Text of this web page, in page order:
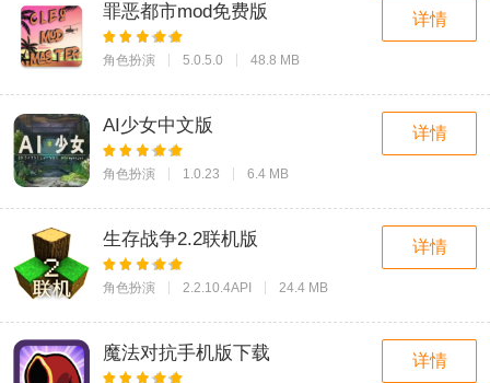
罪恶都市mod免费版
角色扮演 5.0.5.0 48.8 MB
详情
AI少女中文版
角色扮演 1.0.23 6.4 MB
详情
生存战争2.2联机版
角色扮演 2.2.10.4API 24.4 MB
详情
魔法对抗手机版下载 详情